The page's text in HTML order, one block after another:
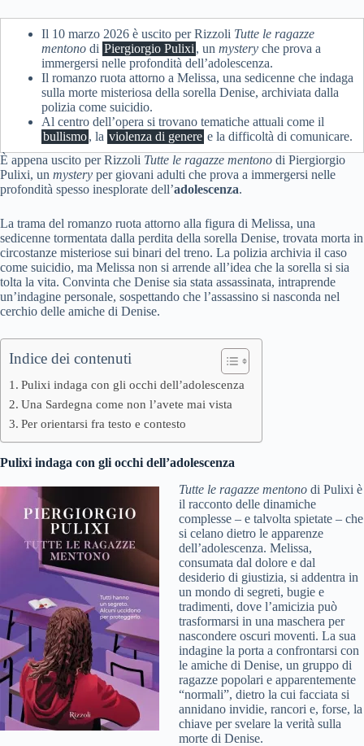
Il 10 marzo 2026 è uscito per Rizzoli Tutte le ragazze
mentono di Piergiorgio Pulixi , un mystery che prova a
immergersi nelle profondità dell’adolescenza.
Il romanzo ruota attorno a Melissa, una sedicenne che indaga
sulla morte misteriosa della sorella Denise, archiviata dalla
polizia come suicidio.
Al centro dell’opera si trovano tematiche attuali come il
bullismo, la violenza di genere e la difficoltà di comunicare.
È appena uscito per Rizzoli Tutte le ragazze mentono di Piergiorgio
Pulixi, un mystery per giovani adulti che prova a immergersi nelle
profondità spesso inesplorate dell’adolescenza.
La trama del romanzo ruota attorno alla figura di Melissa, una
sedicenne tormentata dalla perdita della sorella Denise, trovata morta in
circostanze misteriose sui binari del treno. La polizia archivia il caso
come suicidio, ma Melissa non si arrende all’idea che la sorella si sia
tolta la vita. Convinta che Denise sia stata assassinata, intraprende
un’indagine personale, sospettando che l’assassino si nasconda nel
cerchio delle amiche di Denise.
Indice dei contenuti
Pulixi indaga con gli occhi dell’adolescenza
Una Sardegna come non l’avete mai vista
Per orientarsi fra testo e contesto
Pulixi indaga con gli occhi dell’adolescenza
Tutte le ragazze mentono di Pulixi è
il racconto delle dinamiche
complesse – e talvolta spietate – che
si celano dietro le apparenze
dell’adolescenza. Melissa,
consumata dal dolore e dal
desiderio di giustizia, si addentra in
un mondo di segreti, bugie e
tradimenti, dove l’amicizia può
trasformarsi in una maschera per
nascondere oscuri moventi. La sua
indagine la porta a confrontarsi con
le amiche di Denise, un gruppo di
ragazze popolari e apparentemente
“normali”, dietro la cui facciata si
annidano invidie, rancori e, forse, la
chiave per svelare la verità sulla
morte di Denise.